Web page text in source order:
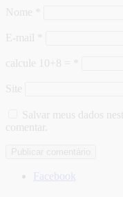
Nome
E-mail
calcule 10+8 =
Site
Salvar meus dados
comentar.
Facebook